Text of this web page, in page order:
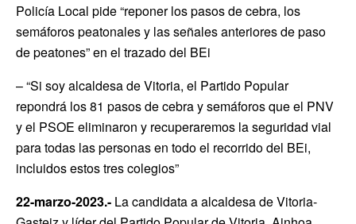
Policía Local pide “reponer los pasos de cebra, los
semáforos peatonales y las señales anteriores de paso
de peatones” en el trazado del BEi
– “Si soy alcaldesa de Vitoria, el Partido Popular
repondrá los 81 pasos de cebra y semáforos que el PNV
y el PSOE eliminaron y recuperaremos la seguridad vial
para todas las personas en todo el recorrido del BEi,
incluidos estos tres colegios”
22-marzo-2023.- La candidata a alcaldesa de Vitoria-